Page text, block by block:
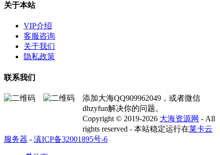
关于本站
VIP介绍
客服咨询
关于我们
隐私政策
联系我们
添加大海QQ909962049，或者微信
dhzyfun解决你的问题。
Copyright © 2019-2026 大海资源网 - All
rights reserved - 本站稳定运行在莱卡云
服务器 - 滇ICP备32001895号-6